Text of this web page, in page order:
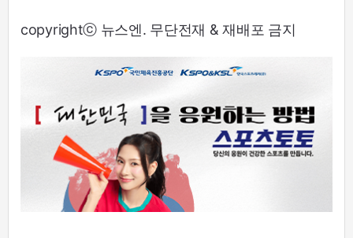
copyrightⓒ 뉴스엔. 무단전재 & 재배포 금지